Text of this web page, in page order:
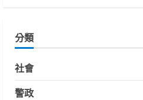
分類
社會
警政